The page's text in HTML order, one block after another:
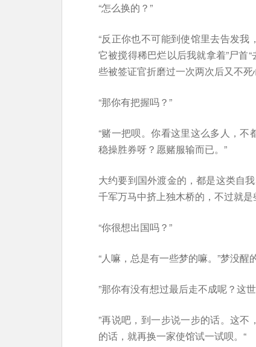
“怎么换的？”
“反正你也不可能到使馆里去告发
它被搅得稀巴烂以后我就拿着”尸首
些被签证官折磨过一次两次后又不
“那你有把握吗？”
“赌一把呗。你看这里这么多人，
稳操胜券呀？愿赌服输而已。”
大约要到国外渡金的，都是这类自
千军万马中挤上独木桥的，不过就是
“你很想出国吗？”
“人嘛，总是有一些梦的嘛。”梦没醒
”那你有没有想过最后走不成呢？这
”再说吧，到一步说一步的话。这
的话，就再换一家使馆试一试呗。“